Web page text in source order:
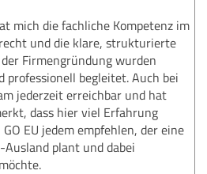
mich die fachliche Kompetenz im
und die klare, strukturierte
Firmengründung wurden
begleitet. Auch bei
jederzeit erreichbar und hat
dass hier viel Erfahrung
EU jedem empfehlen, der eine
plant und dabei